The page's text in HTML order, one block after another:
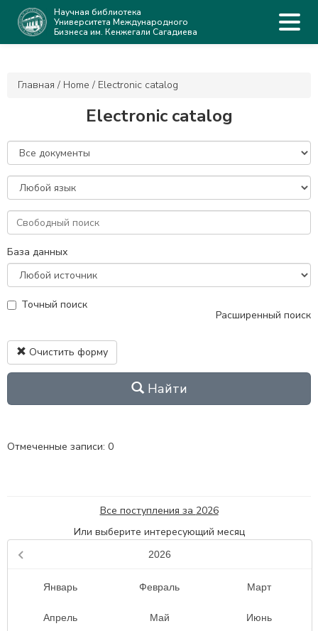
Научная библиотека
Университета Международного
Бизнеса им. Кенжегали Сагадиева
Главная / Home / Electronic catalog
Electronic catalog
База данных
Точный поиск
Расширенный поиск
Очистить форму
Найти
Отмеченные записи: 0
Все поступления за 2026
Или выберите интересующий месяц
2026
Январь Февраль Март
Апрель Май Июнь